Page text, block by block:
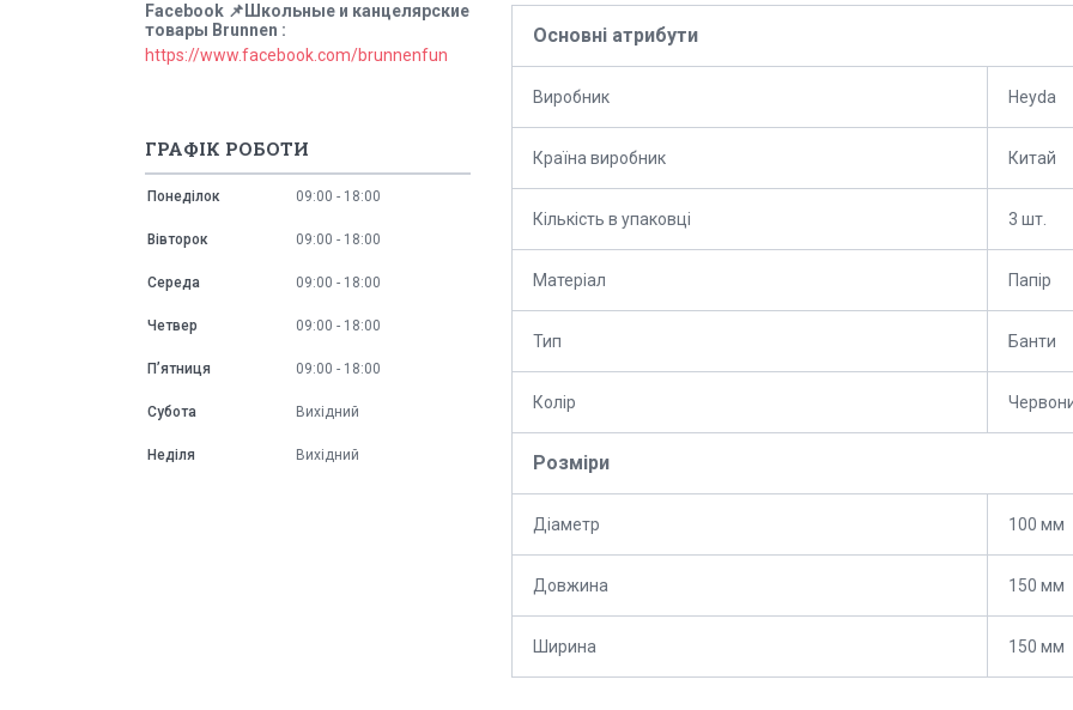
Основні атрибути
Виробник Heyda
Країна виробник Китай
Кількість в упаковці 3 шт.
Матеріал Папір
Тип Банти
Колір
Розміри
Діаметр 100 мм
Довжина 150 мм
Ширина 150 мм
Facebook 📌Школьные и канцелярские
товары Brunnen
https://www.facebook.com/brunnenfun
ГРАФІК РОБОТИ
Понеділок 09:00 18:00
Вівторок 09:00 18:00
Середа 09:00 18:00
Четвер 09:00 18:00
Пʼятниця 09:00 18:00
Субота Вихідний
Неділя Вихідний